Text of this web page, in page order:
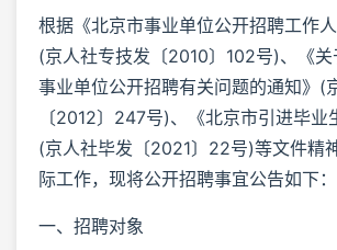
根据《北京市事业单位公开招聘工作人
(京人社专技发〔2010〕102号)、《
事业单位公开招聘有关问题的通知》(
〔2012〕247号)、《北京市引进毕业
(京人社毕发〔2021〕22号)等文件精
际工作，现将公开招聘事宜公告如下：
一、招聘对象